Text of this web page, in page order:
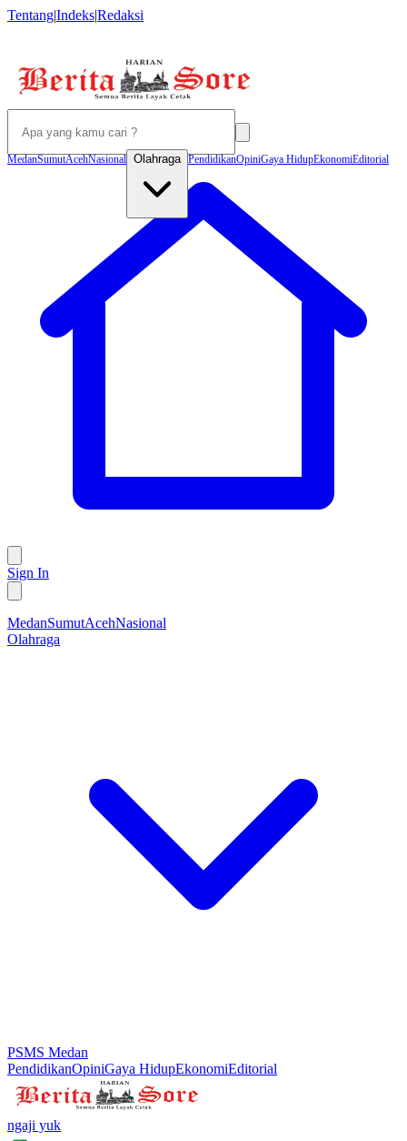
Tentang|Indeks|Redaksi
MedanSumutAcehNasional Olahraga PendidikanOpiniGaya HidupEkonomiEditorial
Sign In
MedanSumutAcehNasional
Olahraga
PSMS Medan
PendidikanOpiniGaya HidupEkonomiEditorial
ngaji yuk